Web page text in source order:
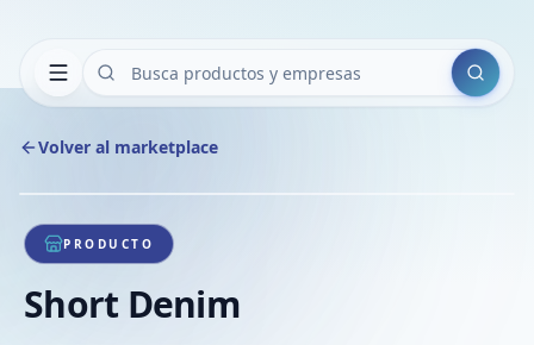
Buscar
Volver al marketplace
1/1
PRODUCTO
Short Denim